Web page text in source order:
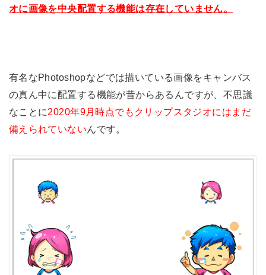
オに画像を中央配置する機能は存在していません。
有名なPhotoshopなどでは描いている画像をキャンバス
の真ん中に配置する機能が昔からあるんですが、不思議
なことに2020年9月時点でもクリップスタジオにはまだ
備えられていないんです。